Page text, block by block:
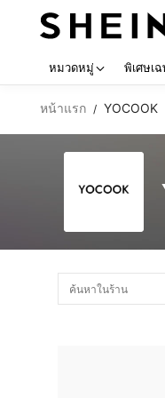
หมวดหมู่ พิเศษเ
หน้าแรก / YOCOOK